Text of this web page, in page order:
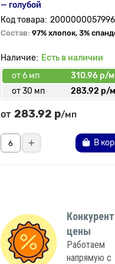
— голубой
2000000057996
Состав: 97% хлопок, 3%
Есть в наличии
от 6 мп
310.96 р/
от 30 мп
283.92 р/
от 283.92 р/мп
В
цены
Работаем
напрямую с